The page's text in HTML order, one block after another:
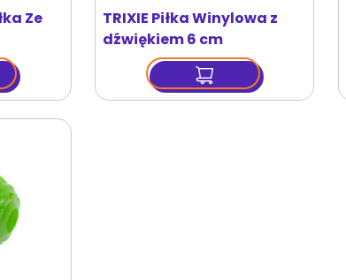
Ze
TRIXIE Piłka Winylowa z
dźwiękiem 6 cm